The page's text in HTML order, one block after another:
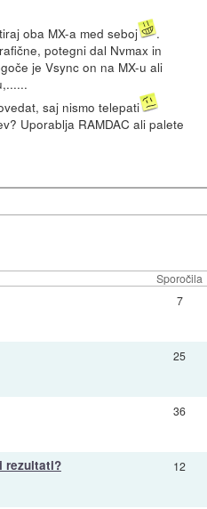
oba MX-a med seboj
.
potegni dal Nvmax in
je Vsync on na MX-u ali
saj nismo telepati
Uporablja RAMDAC ali palete
Sporočila
7
25
36
rezultati? 12